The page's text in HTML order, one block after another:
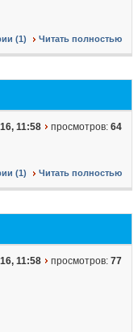
(1) Читать полностью
11:58 просмотров: 64
(1) Читать полностью
11:58 просмотров: 77